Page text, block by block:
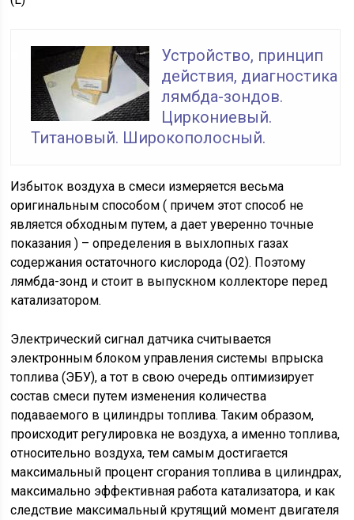
Устройство, принцип
действия, диагностика
лямбда-зондов.
Циркониевый.
Титановый. Широкополосный.
Избыток воздуха в смеси измеряется весьма
оригинальным способом ( причем этот способ не
является обходным путем, а дает уверенно точные
показания ) – определения в выхлопных газах
содержания остаточного кислорода (О2). Поэтому
лямбда-зонд и стоит в выпускном коллекторе перед
катализатором.
Электрический сигнал датчика считывается
электронным блоком управления системы впрыска
топлива (ЭБУ), а тот в свою очередь оптимизирует
состав смеси путем изменения количества
подаваемого в цилиндры топлива. Таким образом,
происходит регулировка не воздуха, а именно топлива,
относительно воздуха, тем самым достигается
максимальный процент сгорания топлива в цилиндрах,
максимально эффективная работа катализатора, и как
следствие максимальный крутящий момент двигателя